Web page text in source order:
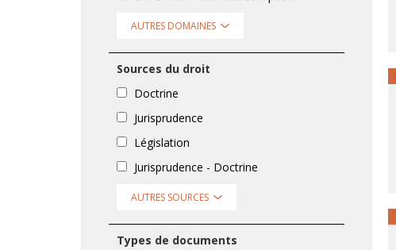
AUTRES DOMAINES
Sources du droit
Doctrine
Jurisprudence
Législation
Jurisprudence - Doctrine
AUTRES SOURCES
Types de documents